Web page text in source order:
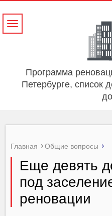
Программа
Петербурге, список
Навигация
Главная Общие вопросы
Еще девять
под
реновации